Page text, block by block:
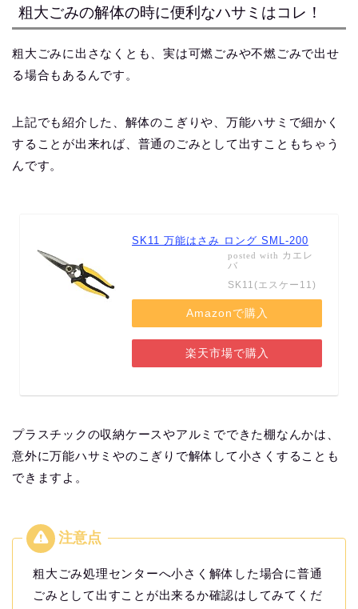
粗大ごみの解体の時に便利なハサミはコレ！
粗大ごみに出さなくとも、実は可燃ごみや不燃ごみで出せ
る場合もあるんです。
上記でも紹介した、解体のこぎりや、万能ハサミで細かく
することが出来れば、普通のごみとして出すこともちゃう
んです。
SK11 万能はさみ ロング SML-200
posted with カエレ
バ
SK11(エスケー11)
Amazonで購入
楽天市場で購入
プラスチックの収納ケースやアルミでできた棚なんかは、
意外に万能ハサミやのこぎりで解体して小さくすることも
できますよ。
粗大ごみ処理センターへ小さく解体した場合に普通
ごみとして出すことが出来るか確認はしてみてくだ